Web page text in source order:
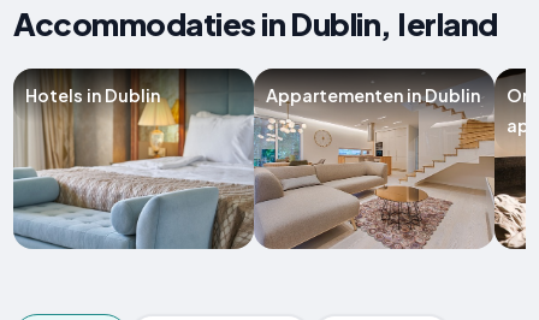
Accommodaties in Dublin, Ierland
Hotels in Dublin Appartementen in Dublin